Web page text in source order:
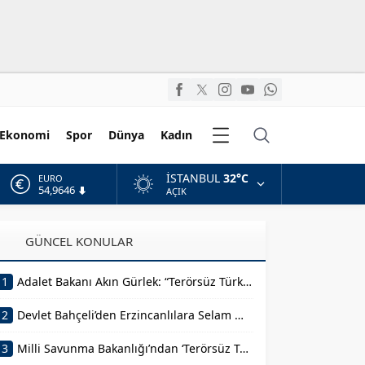
Ekonomi Spor Dünya Kadın
Kategoriler
ALTIN
6.488,95
DOLAR
54,9646
İSTANBUL 32°C
AÇIK
GÜNCEL KONULAR
1 Adalet Bakanı Akın Gürlek: “Terörsüz Türkiye 86 Milyonun Ortak Hedefidir”
2 Devlet Bahçeli’den Erzincanlılara Selam Mesajı
3 Milli Savunma Bakanlığı’ndan ‘Terörsüz Türkiye’ Mesajı